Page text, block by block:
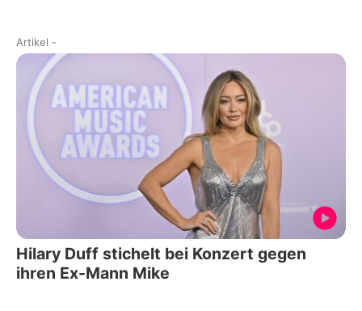
Artikel -
Hilary Duff stichelt bei Konzert gegen
ihren Ex-Mann Mike